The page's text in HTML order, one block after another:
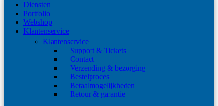
Diensten
Portfolio
Webshop
Klantenservice
Klantenservice
Support & Tickets
Contact
Verzending & bezorging
Bestelproces
Betaalmogelijkheden
Retour & garantie